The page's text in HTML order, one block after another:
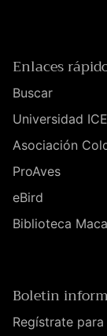
Enlaces
Buscar
Universidad
Asociación
ProAves
eBird
Biblioteca
Boletin
Regístrate